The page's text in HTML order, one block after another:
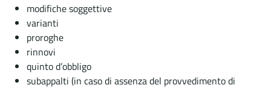
modifiche soggettive
varianti
proroghe
rinnovi
quinto d’obbligo
subappalti (in caso di assenza del provvedimento di